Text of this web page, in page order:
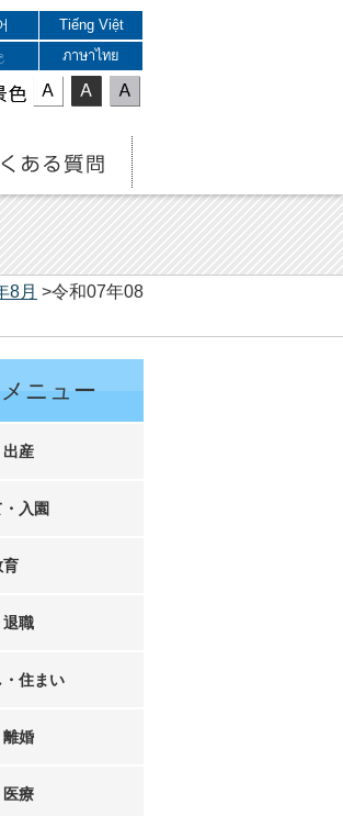
Tiếng Việt
ภาษาไทย
色
8月 >令和07年08
ニュー
出産
入園
育
退職
・住まい
離婚
医療